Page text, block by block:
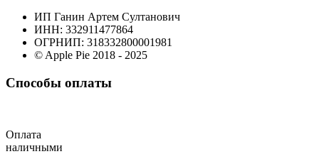
ИП Ганин Артем Султанович
ИНН: 332911477864
ОГРНИП: 318332800001981
© Apple Pie 2018 - 2025
Способы оплаты
Оплата
наличными